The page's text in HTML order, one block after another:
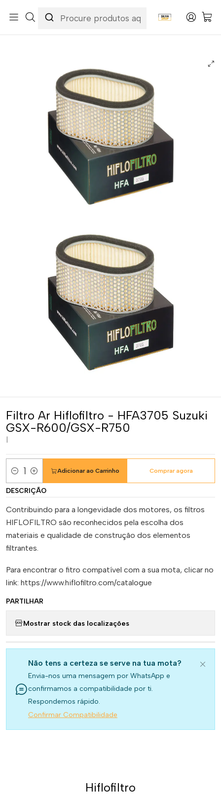
Manutenção & Consumíveis
Filtros Filtros Ar
Hiflofiltro
Filtro Ar Hiflofiltro - HFA3705 Suzuki GSX-R600/GSX-R750
Filtro Ar Hiflofiltro - HFA3705 Suzuki
GSX-R600/GSX-R750
Quantidade
Adicionar ao Carrinho Comprar agora
DESCRIÇÃO
Contribuindo para a longevidade dos motores, os filtros
HIFLOFILTRO são reconhecidos pela escolha dos
materiais e qualidade de construção dos elementos
filtrantes.
Para encontrar o fitro compatível com a sua mota, clicar no
link: https://www.hiflofiltro.com/catalogue
PARTILHAR
Mostrar stock das localizações
Não tens a certeza se serve na tua mota?
Envia-nos uma mensagem por WhatsApp e
confirmamos a compatibilidade por ti.
Respondemos rápido.
Confirmar Compatibilidade
Hiflofiltro